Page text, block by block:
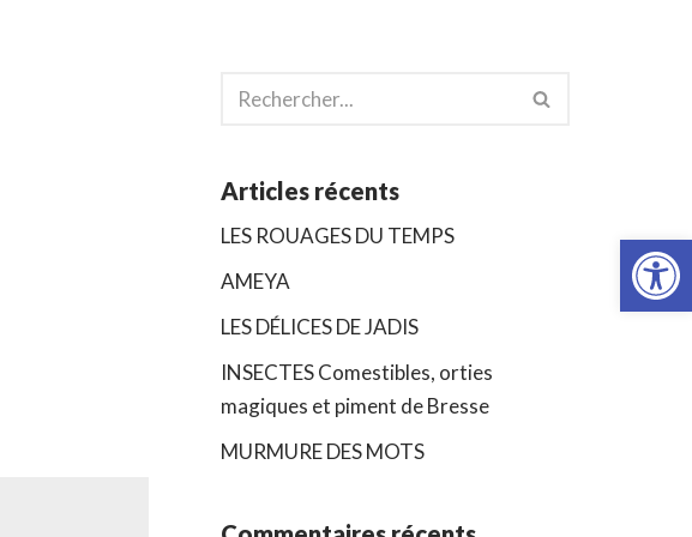
Ouvrir
Articles récents
LES ROUAGES DU TEMPS
AMEYA
LES DÉLICES DE JADIS
INSECTES Comestibles, orties
magiques et piment de Bresse
MURMURE DES MOTS